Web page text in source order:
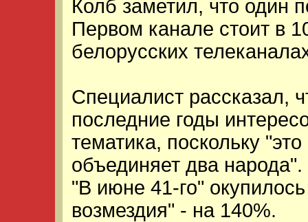
Колб заметил, что один
Первом канале стоит в
белорусских
Специалист рассказал,
последние годы
тематика, поскольку
объединяет два
"В июне 41-го"
возмездия" - на 140%.